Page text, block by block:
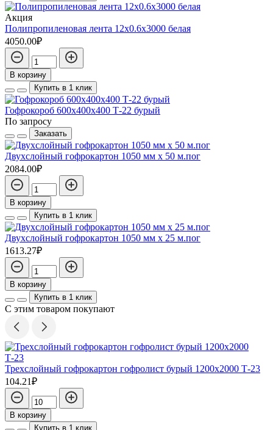
Акция
Полипропиленовая лента 12x0.6x3000 белая
4050.00₽
В корзину
Купить в 1 клик
Гофрокороб 600х400х400 Т-22 бурый
По запросу
Заказать
Двухслойный гофрокартон 1050 мм х 50 м.пог
2084.00₽
В корзину
Купить в 1 клик
Двухслойный гофрокартон 1050 мм х 25 м.пог
1613.27₽
В корзину
Купить в 1 клик
С этим товаром покупают
Трехслойный гофрокартон гофролист бурый 1200х2000 Т-23
104.21₽
В корзину
Купить в 1 клик